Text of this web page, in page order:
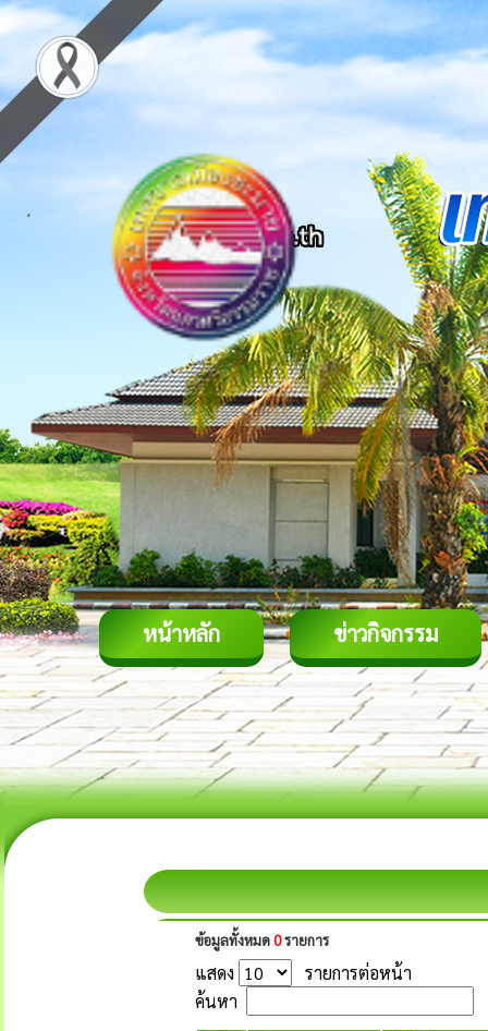
หน้าหลัก ข่าวกิจกรรม
ข้อมูลทั้งหมด0รายการ
แสดง
รายการต่อหน้า
ค้นหา